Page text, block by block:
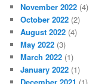
November 2022 (4)
October 2022 (2)
August 2022 (4)
May 2022 (3)
March 2022 (1)
January 2022 (1)